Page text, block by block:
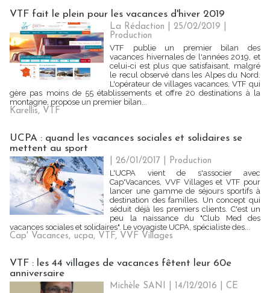
VTF fait le plein pour les vacances d'hiver 2019
La Rédaction | 25/02/2019
Production
VTF publie un premier bilan des
vacances hivernales de l'années 2019, et
celui-ci est plus que satisfaisant, malgré
le recul observé dans les Alpes du Nord.
L'opérateur de villages vacances, VTF qui
gère pas moins de 55 établissements et offre 20 destinations à la
montagne, propose un premier bilan...
Karellis, VTF
UCPA : quand les vacances sociales et solidaires se
mettent au sport
| 26/01/2017
Production
L'UCPA vient de s'associer avec
Cap'Vacances, VVF Villages et VTF pour
lancer une gamme de séjours sportifs à
destination des familles. Un concept qui
séduit déjà les premiers clients. C'est un
peu la naissance du "Club Med des
vacances sociales et solidaires". Le voyagiste UCPA, spécialiste des...
Cap' Vacances, ucpa, VTF, VVF Villages
VTF : les 44 villages de vacances fêtent leur 60e
anniversaire
Michèle SANI | 14/12/2016 |CE